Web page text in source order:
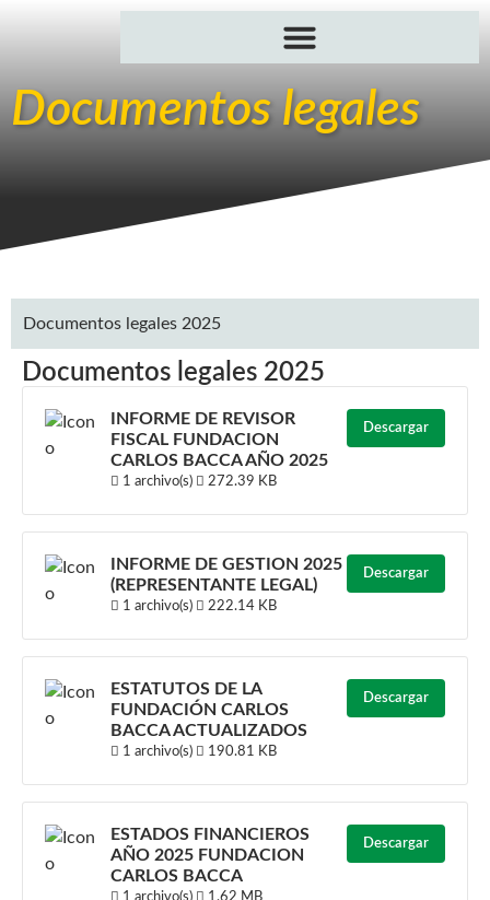
Documentos legales
Documentos legales 2025
Documentos legales 2025
INFORME DE REVISOR
FISCAL FUNDACION
CARLOS BACCA AÑO 2025
1 archivo(s) 272.39 KB
Descargar
INFORME DE GESTION 2025
(REPRESENTANTE LEGAL)
1 archivo(s) 222.14 KB
Descargar
ESTATUTOS DE LA
FUNDACIÓN CARLOS
BACCA ACTUALIZADOS
1 archivo(s) 190.81 KB
Descargar
ESTADOS FINANCIEROS
AÑO 2025 FUNDACION
CARLOS BACCA
1 archivo(s) 1.62 MB
Descargar